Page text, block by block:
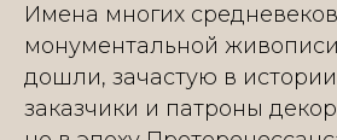
Имена многих
монументальной
дошли, зачастую в
заказчики и патроны